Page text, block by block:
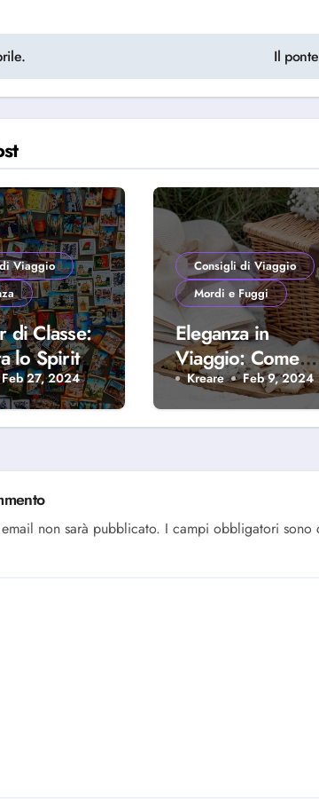
Il
Viaggio
di Classe:
lo Spirito
a Casa
Feb 27, 2024
Consigli di Viaggio
Mordi e Fuggi
Eleganza in
Viaggio: Come
Rendere
Indimenticabile
Ogni Picnic On
Kreare Feb 9, 2024
non sarà pubblicato. I campi obbligatori sono